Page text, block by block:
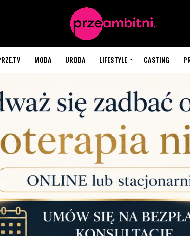
MODA URODA LIFESTYLE CASTING